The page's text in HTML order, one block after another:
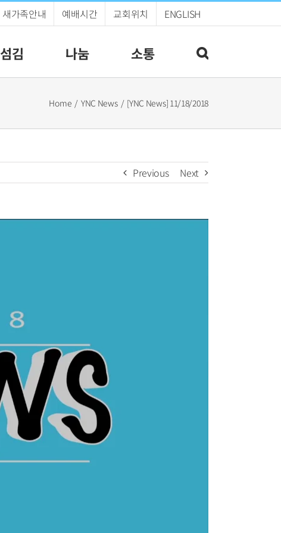
새가족안내 예배시간 교회위치 ENGLISH
섬김 나눔 소통
Home YNC News [YNC News] 11/18/2018
Previous Next